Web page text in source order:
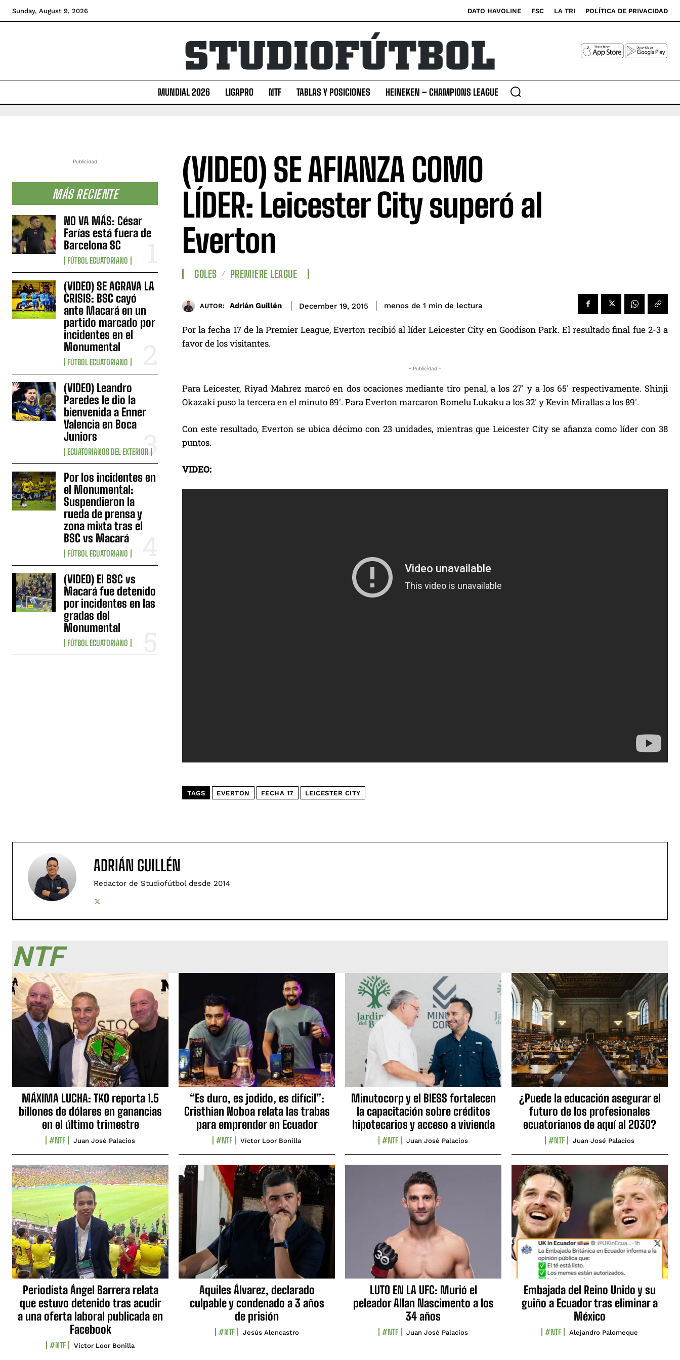
Sunday, August 9, 2026 DATO HAVOLINE FSC LA TRI POLÍTICA DE PRIVACIDAD
MUNDIAL 2026 LIGAPRO NTF TABLAS Y POSICIONES HEINEKEN – CHAMPIONS LEAGUE
Publicidad
MÁS RECIENTE
NO VA MÁS: César
Farías está fuera de
Barcelona SC
FÚTBOL ECUATORIANO
(VIDEO) SE AGRAVA LA
CRISIS: BSC cayó
ante Macará en un
partido marcado por
incidentes en el
Monumental
FÚTBOL ECUATORIANO
(VIDEO) Leandro
Paredes le dio la
bienvenida a Enner
Valencia en Boca
Juniors
ECUATORIANOS DEL EXTERIOR
Por los incidentes en
el Monumental:
Suspendieron la
rueda de prensa y
zona mixta tras el
BSC vs Macará
FÚTBOL ECUATORIANO
(VIDEO) El BSC vs
Macará fue detenido
por incidentes en las
gradas del
Monumental
FÚTBOL ECUATORIANO
(VIDEO) SE AFIANZA COMO
LÍDER: Leicester City superó al
Everton
GOLES PREMIERE LEAGUE
AUTOR: Adrián Guillén December 19, 2015 menos de 1 min de lectura
Por la fecha 17 de la Premier League, Everton recibió al líder Leicester City en Goodison Park. El resultado final fue 2-3 a
favor de los visitantes.
- Publicidad -
Para Leicester, Riyad Mahrez marcó en dos ocaciones mediante tiro penal, a los 27′ y a los 65′ respectivamente. Shinji
Okazaki puso la tercera en el minuto 89′. Para Everton marcaron Romelu Lukaku a los 32′ y Kevin Mirallas a los 89′.
Con este resultado, Everton se ubica décimo con 23 unidades, mientras que Leicester City se afianza como líder con 38
puntos.
VIDEO:
TAGS EVERTON FECHA 17 LEICESTER CITY
ADRIÁN GUILLÉN
Redactor de Studiofútbol desde 2014
NTF
MÁXIMA LUCHA: TKO reporta 1.5
billones de dólares en ganancias
en el último trimestre
#NTF Juan José Palacios
“Es duro, es jodido, es difícil”:
Cristhian Noboa relata las trabas
para emprender en Ecuador
#NTF Víctor Loor Bonilla
Minutocorp y el BIESS fortalecen
la capacitación sobre créditos
hipotecarios y acceso a vivienda
#NTF Juan José Palacios
¿Puede la educación asegurar el
futuro de los profesionales
ecuatorianos de aquí al 2030?
#NTF Juan José Palacios
Periodista Ángel Barrera relata
que estuvo detenido tras acudir
a una oferta laboral publicada en
Facebook
#NTF Víctor Loor Bonilla
Aquiles Álvarez, declarado
culpable y condenado a 3 años
de prisión
#NTF Jesús Alencastro
LUTO EN LA UFC: Murió el
peleador Allan Nascimento a los
34 años
#NTF Juan José Palacios
Embajada del Reino Unido y su
guiño a Ecuador tras eliminar a
México
#NTF Alejandro Palomeque